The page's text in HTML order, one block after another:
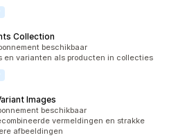
Collection
beschikbaar
en varianten als producten in collecties
Images
beschikbaar
vermeldingen en strakke
afbeeldingen